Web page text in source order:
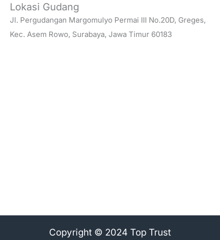
Lokasi Gudang
Jl. Pergudangan Margomulyo Permai III No.20D, Greges,
Kec. Asem Rowo, Surabaya, Jawa Timur 60183
Copyright © 2024 Top Trust